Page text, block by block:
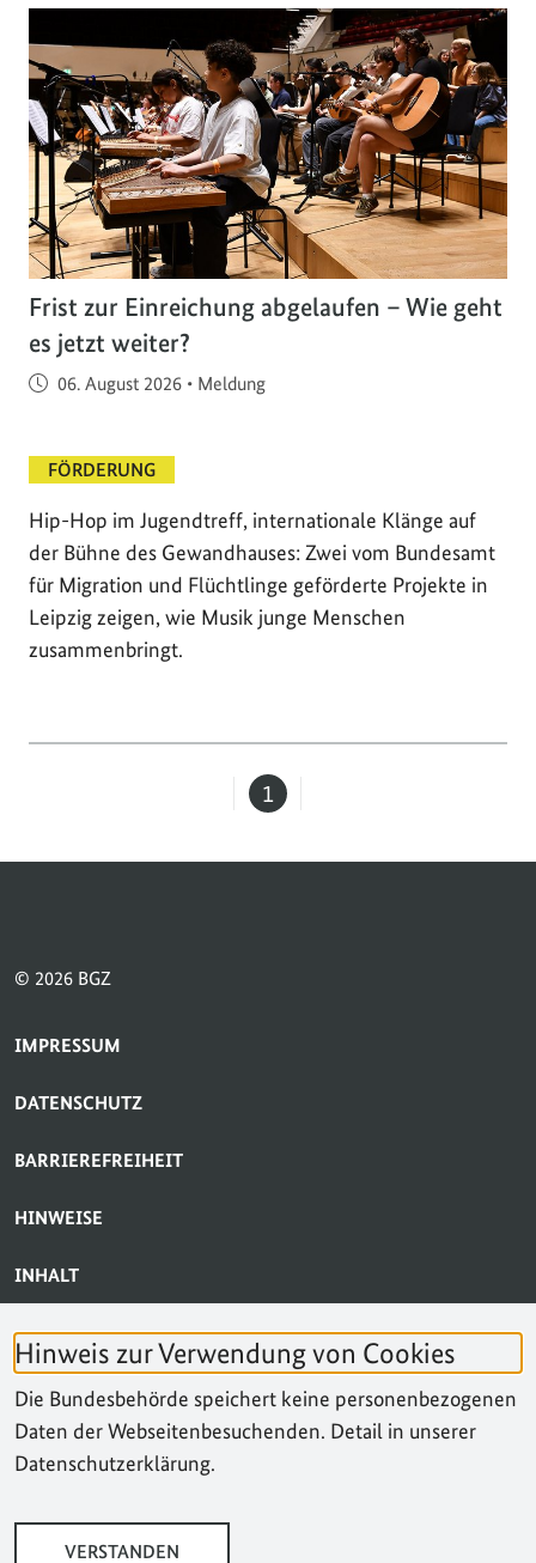
Hinweis zur Verwendung von Cookies
Die Bundesbehörde speichert keine personenbezogenen
Daten der Webseitenbesuchenden. Detail in unserer
Datenschutzerklärung.
VERSTANDEN
Frist zur Einreichung abgelaufen – Wie geht
es jetzt weiter?
Veröffentlicht am
06. August 2026 • Meldung
FÖRDERUNG
Hip-Hop im Jugendtreff, internationale Klänge auf
der Bühne des Gewandhauses: Zwei vom Bundesamt
für Migration und Flüchtlinge geförderte Projekte in
Leipzig zeigen, wie Musik junge Menschen
zusammenbringt.
Seite
1
© 2026 BGZ
SERVICE-NAVIGATION FUSSBEREICH
IMPRESSUM
DATENSCHUTZ
BARRIEREFREIHEIT
HINWEISE
INHALT
BARRIERE MELDEN
KONTAKT
SUCHE